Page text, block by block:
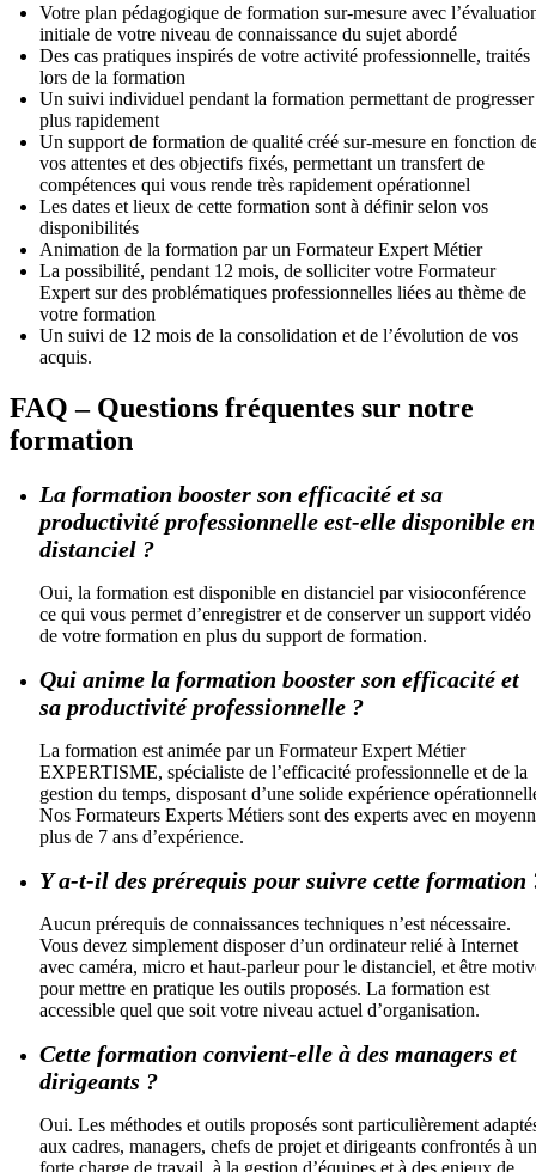
Votre plan pédagogique de formation sur-mesure avec
initiale de votre niveau de connaissance du sujet abordé
Des cas pratiques inspirés de votre activité professionnelle, traités
lors de la formation
Un suivi individuel pendant la formation permettant de progresser
plus rapidement
Un support de formation de qualité créé sur-mesure en fonction
vos attentes et des objectifs fixés, permettant un transfert de
compétences qui vous rende très rapidement opérationnel
Les dates et lieux de cette formation sont à définir selon vos
disponibilités
Animation de la formation par un Formateur Expert Métier
La possibilité, pendant 12 mois, de solliciter votre Formateur
Expert sur des problématiques professionnelles liées au thème de
votre formation
Un suivi de 12 mois de la consolidation et de l’évolution de vos
acquis.
FAQ – Questions fréquentes sur notre
formation
La formation booster son efficacité et sa
productivité professionnelle est-elle disponible en
distanciel ?
Oui, la formation est disponible en distanciel par visioconférence
ce qui vous permet d’enregistrer et de conserver un support vidéo
de votre formation en plus du support de formation.
Qui anime la formation booster son efficacité et
sa productivité professionnelle ?
La formation est animée par un Formateur Expert Métier
EXPERTISME, spécialiste de l’efficacité professionnelle et de la
gestion du temps, disposant d’une solide expérience
Nos Formateurs Experts Métiers sont des experts avec en
plus de 7 ans d’expérience.
Y a-t-il des prérequis pour suivre cette formation
Aucun prérequis de connaissances techniques n’est nécessaire.
Vous devez simplement disposer d’un ordinateur relié à Internet
avec caméra, micro et haut-parleur pour le distanciel, et être
pour mettre en pratique les outils proposés. La formation est
accessible quel que soit votre niveau actuel d’organisation.
Cette formation convient-elle à des managers et
dirigeants ?
Oui. Les méthodes et outils proposés sont particulièrement
aux cadres, managers, chefs de projet et dirigeants confrontés à
forte charge de travail, à la gestion d’équipes et à des enjeux de